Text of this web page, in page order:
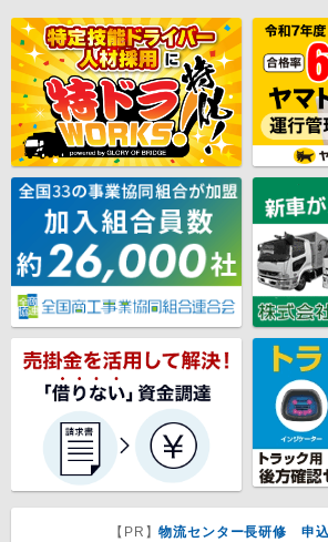
【PR】物流センター長研修 申込